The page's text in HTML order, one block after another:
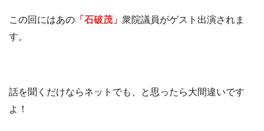
この回にはあの 「石破茂」 衆院議員がゲスト出演されま
す。
話を聞くだけならネットでも、と思ったら大間違いです
よ！